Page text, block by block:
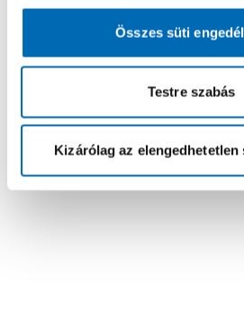
Összes süti
Testre szabás
Kizárólag az